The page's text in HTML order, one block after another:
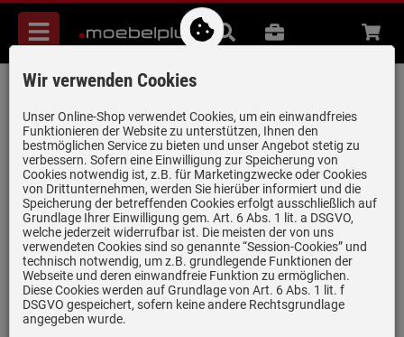
Menü
Suche
B2B Beratung
Villeroy & Boch Subway 60 Ivory - 6770
01 FU Keramikspüle Handbetätigung
Artikel-Nummer:19925137 | Herstellernummer: 6770 01 FU |
EAN:4051202018405
Wir verwenden Cookies
Unser Online-Shop verwendet Cookies, um ein einwandfreies
Funktionieren der Website zu unterstützen, Ihnen den
bestmöglichen Service zu bieten und unser Angebot stetig zu
verbessern. Sofern eine Einwilligung zur Speicherung von
Cookies notwendig ist, z.B. für Marketingzwecke oder Cookies
von Drittunternehmen, werden Sie hierüber informiert und die
Speicherung der betreffenden Cookies erfolgt ausschließlich auf
Grundlage Ihrer Einwilligung gem. Art. 6 Abs. 1 lit. a DSGVO,
welche jederzeit widerrufbar ist. Die meisten der von uns
verwendeten Cookies sind so genannte “Session-Cookies” und
technisch notwendig, um z.B. grundlegende Funktionen der
Webseite und deren einwandfreie Funktion zu ermöglichen.
Diese Cookies werden auf Grundlage von Art. 6 Abs. 1 lit. f
DSGVO gespeichert, sofern keine andere Rechtsgrundlage
angegeben wurde.